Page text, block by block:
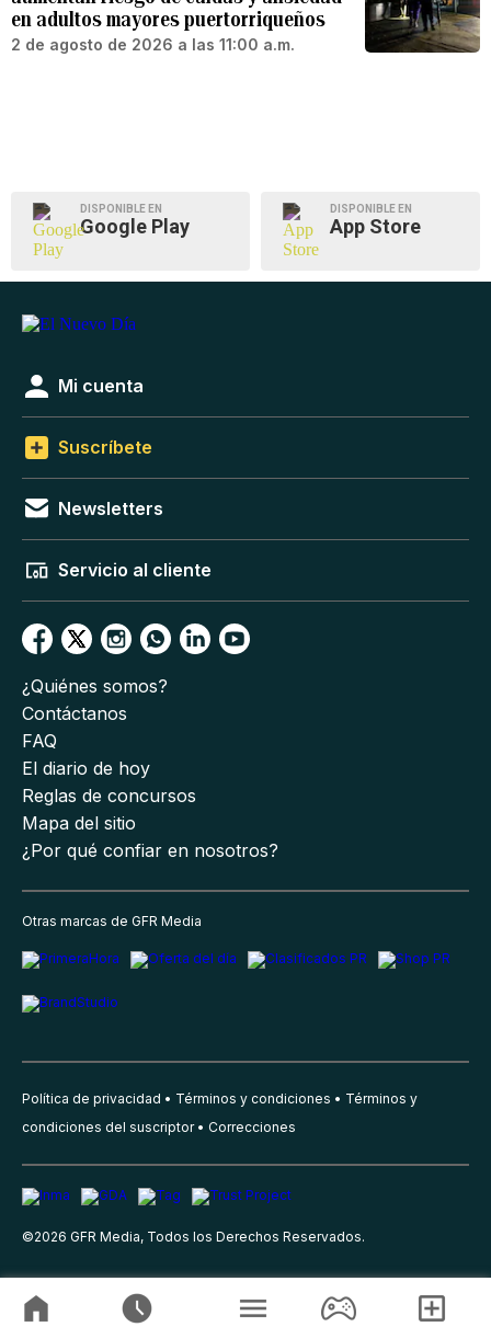
en adultos mayores puertorriqueños
2 de agosto de 2026 a las 11:00 a.m.
DISPONIBLE EN
Google Play
DISPONIBLE EN
App Store
Mi cuenta
Suscríbete
Newsletters
Servicio al cliente
¿Quiénes somos?
Contáctanos
FAQ
El diario de hoy
Reglas de concursos
Mapa del sitio
¿Por qué confiar en nosotros?
Otras marcas de GFR Media
Política de privacidad Términos y condiciones
Términos y
condiciones del suscriptor
Correcciones
©2026 GFR Media, Todos los Derechos Reservados.